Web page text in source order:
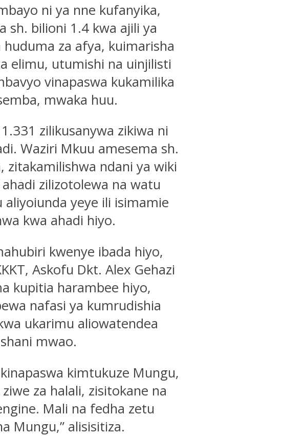
ni ya nne kufanyika,
sh. bilioni 1.4 kwa ajili ya
za afya, kuimarisha
elimu, utumishi na uinjilisti
vinapaswa kukamilika
mwaka huu.
zilikusanywa zikiwa ni
Waziri Mkuu amesema sh.
zitakamilishwa ndani ya wiki
zilizotolewa na watu
yeye ili isimamie
kwa ahadi hiyo.
kwenye ibada hiyo,
Askofu Dkt. Alex Gehazi
kupitia harambee hiyo,
nafasi ya kumrudishia
ukarimu aliowatendea
mwao.
kimtukuze Mungu,
za halali, zisitokane na
Mali na fedha zetu
Mungu,” alisisitiza.